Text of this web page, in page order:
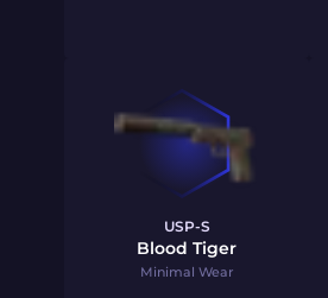
USP-S
Blood Tiger
Minimal Wear